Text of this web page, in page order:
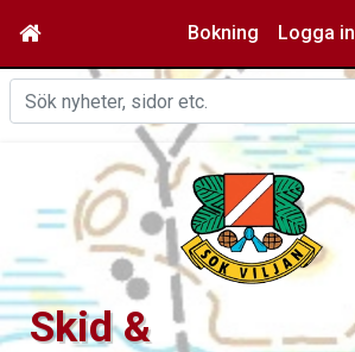
Bokning Logga in
Skid &